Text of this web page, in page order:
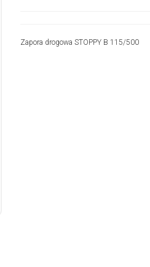
Zapora drogowa STOPPY B 115/500